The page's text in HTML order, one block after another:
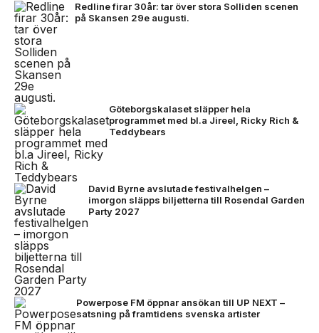
Redline firar 30år: tar över stora Solliden scenen
på Skansen 29e augusti.
Göteborgskalaset släpper hela
programmet med bl.a Jireel, Ricky Rich &
Teddybears
David Byrne avslutade festivalhelgen –
imorgon släpps biljetterna till Rosendal Garden
Party 2027
Powerpose FM öppnar ansökan till UP NEXT –
satsning på framtidens svenska artister